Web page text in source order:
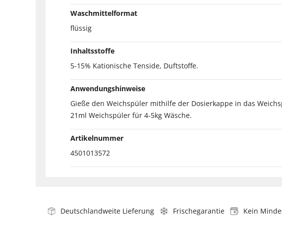
Waschmittelformat
flüssig
Inhaltsstoffe
5-15% Kationische Tenside, Duftstoffe.
Anwendungshinweise
Gieße den Weichspüler mithilfe der Dosierkappe in das
21ml Weichspüler für 4-5kg Wäsche.
Artikelnummer
4501013572
Deutschlandweite Lieferung Frischegarantie Kein